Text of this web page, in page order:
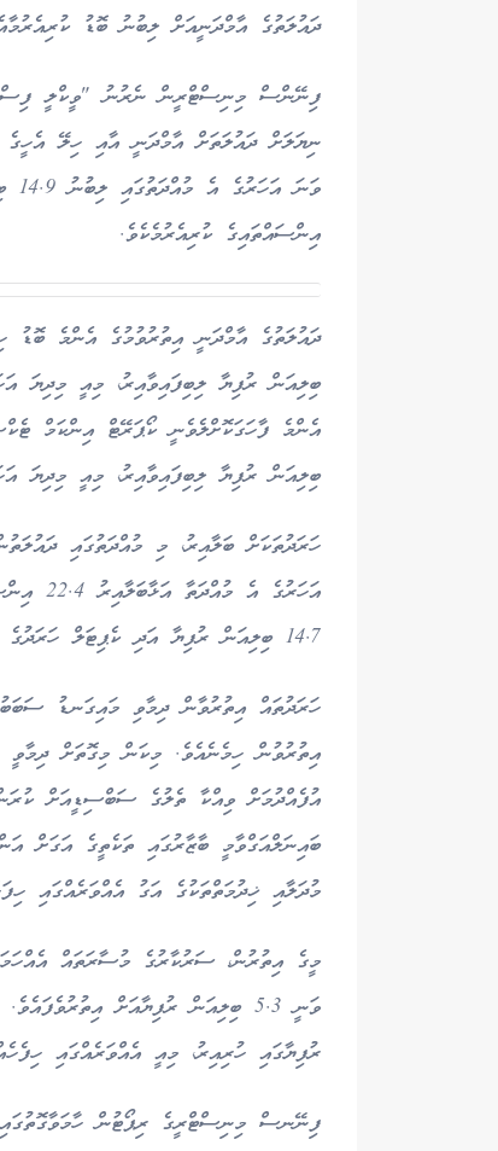
ދައުލަތުގެ އާމްދަނީއަށް ލިބުނު ބޮޑު ކުރިއެރުމާއެކު ބަޖެޓުން 118.2 މިލިއަން ރުފިޔާގެ
އިންސައްތައިގެ ކުރިއެރުމެކެވެ.
ބިލިއަން ރުފިޔާ ލިބިފައިވާއިރު، މިއީ މިދިޔަ އަހަރާ އަޅާބަލާއިރު 31.3
14.7 ބިލިއަން ރުފިޔާ އަދި ކެޕިޓަލް ހަރަދުގެ ގޮތުގައި 2.0 ބިލިއަން ރުފިޔާ ހިމެނެއެވެ.
އިތުރުވުން ހިމެނެއެވެ. މިކަން މިގޮތަށް ދިމާވީ
އުފެއްދުމަށް ވިއްކާ ތެލުގެ ސަބްސިޑީއަށް
ބައިނަލްއަގްވާމީ ބާޒާރުގައި ތަކެތީގެ އަގަށް
މުދަލާއި ޚިދުމަތްތަކުގެ އަގު އެއްވަރެއްގައި
މީގެ އިތުރުން، ސަރުކާރުގެ މުސާރަތައް
ރުފިޔާގައި ހުރިއިރު، މިއީ އެއްވަރެއްގައި
ފިނޭނސް މިނިސްޓްރީގެ ރިޕޯޓުން